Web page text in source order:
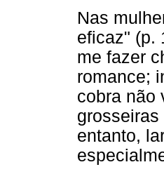
Nas
eficaz" (p.
me fazer
romance;
cobra não
entanto,